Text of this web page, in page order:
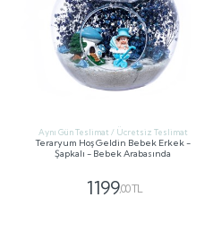
Aynı Gün Teslimat / Ücretsiz Teslimat
Teraryum Hoş Geldin Bebek Erkek -
Şapkalı - Bebek Arabasında
1199,00 TL